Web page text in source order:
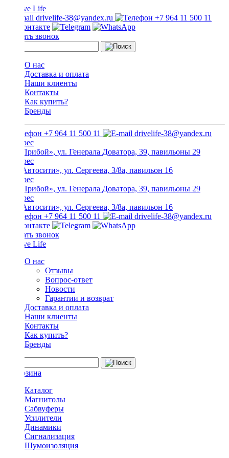
drivelife-38@yandex.ru +7 964 11 500 11
Заказать звонок
О нас
Доставка и оплата
Наши клиенты
Контакты
Как купить?
Бренды
+7 964 11 500 11 drivelife-38@yandex.ru
ТЦ «Прибой», ул. Генерала Доватора, 39, павильоны 29
ТЦ «Автосити», ул. Сергеева, 3/8а, павильон 16
ТЦ «Прибой», ул. Генерала Доватора, 39, павильоны 29
ТЦ «Автосити», ул. Сергеева, 3/8а, павильон 16
+7 964 11 500 11
drivelife-38@yandex.ru
Заказать звонок
О нас
Отзывы
Вопрос-ответ
Новости
Гарантии и возврат
Доставка и оплата
Наши клиенты
Контакты
Как купить?
Бренды
Каталог
Магнитолы
Сабвуферы
Усилители
Динамики
Сигнализация
Шумоизоляция